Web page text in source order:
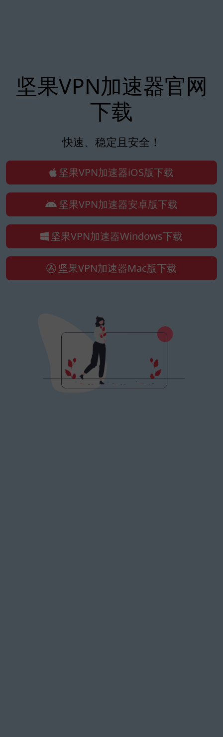
坚果VPN加速器官网
下载
快速、稳定且安全！
坚果VPN加速器iOS版下载
坚果VPN加速器安卓版下载
坚果VPN加速器Windows下载
坚果VPN加速器Mac版下载